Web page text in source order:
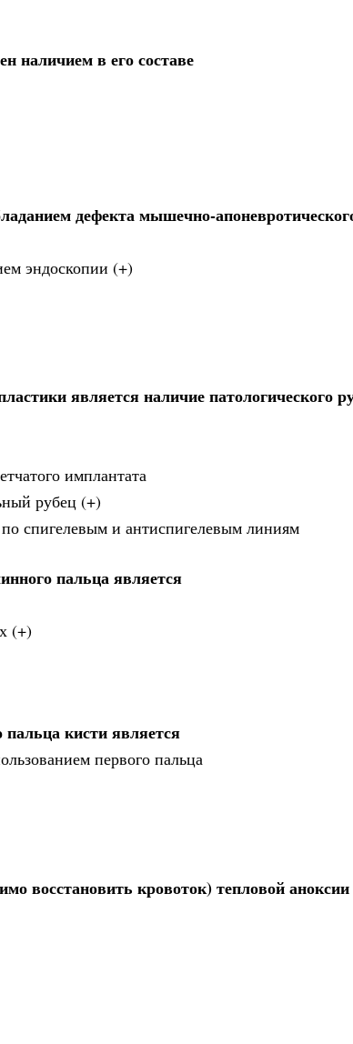
наличием в его составе
дефекта мышечно-
эндоскопии (+)
является наличие патологического
имплантата
рубец (+)
спигелевым и антиспигелевым линиям
пальца является
(+)
кисти является
первого пальца
восстановить кровоток) тепловой